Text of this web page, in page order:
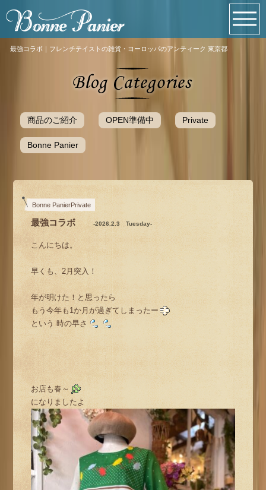
最強コラボ｜フレンチテイストの雑貨・ヨーロッパのアンティーク 東京都
商品のご紹介 OPEN準備中 Private
Bonne Panier
Bonne PanierPrivate
最強コラボ -2026.2.3 Tuesday-
こんにちは。
早くも、2月突入！
年が明けた！と思ったら
もう今年も1か月が過ぎてしまったー
という 時の早さ
お店も春～
になりましたよ